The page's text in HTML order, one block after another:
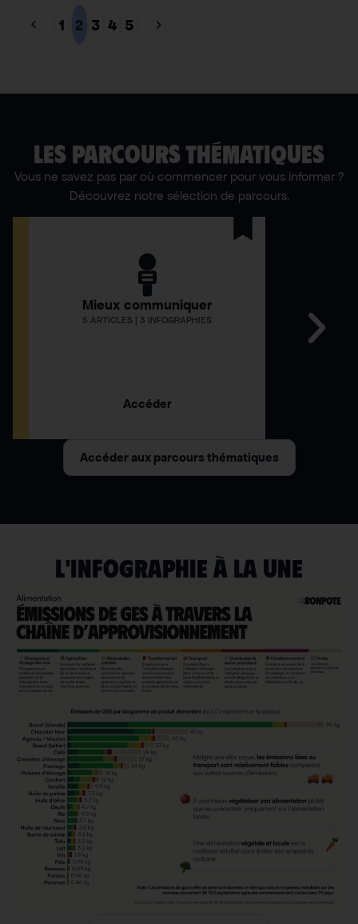
aussi les
révoltes en
1 2 3 4 5
LES PARCOURS THÉMATIQUES
Vous ne savez pas par où commencer pour vous informer ?
Découvrez notre sélection de parcours.
Mieux communiquer
5 ARTICLES | 3 INFOGRAPHIES
Accéder
Accéder aux parcours thématiques
L'INFOGRAPHIE À LA UNE